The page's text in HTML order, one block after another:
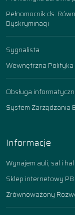
Pełnomocnik ds.
Dyskryminacji
Sygnalista
Wewnętrzna
Obsługa
System Zarządzania
Informacje
Wynajem auli, sal i hal
Sklep internetowy PB
Zrównoważony